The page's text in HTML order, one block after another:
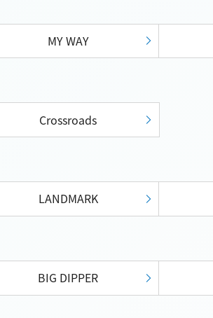
MY WAY
Crossroads
LANDMARK
BIG DIPPER